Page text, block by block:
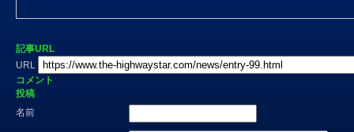
記事URL
URL
コメント
投稿
名前